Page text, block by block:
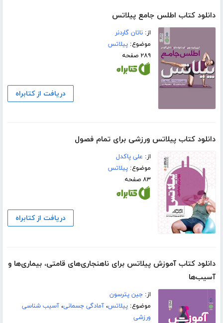
دانلود کتاب اطلس جامع پیلاتس
از:ناتان گاردنر
موضوع:پیلاتس
۲۸۹ صفحه
دریافت از کتابراه
دانلود کتاب پیلاتس ورزشی برای تمام فصول
از: علی پاکدل
موضوع:پیلاتس
۸۳ صفحه
دریافت از کتابراه
دانلود کتاب آموزش پیلاتس برای ناهنجاری‌های قامتی، بیماری‌ها و
آسیب‌ها
از:جین پترسون
موضوع:پیلاتس،آمادگی جسمانی،آسیب شناسی
ورزشی